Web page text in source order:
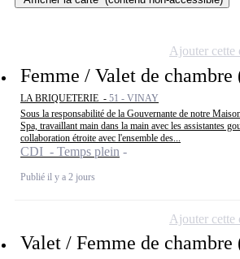
Femme / Valet de chambre
LA BRIQUETERIE - 51 - VINAY
Sous la responsabilité de la Gouvernante de notre
Spa, travaillant main dans la main avec les assistantes
collaboration étroite avec l'ensemble des...
CDI - Temps plein
Publié il y a 2 jours
Ajouter cette
Valet / Femme de chambre
Ajouter cette